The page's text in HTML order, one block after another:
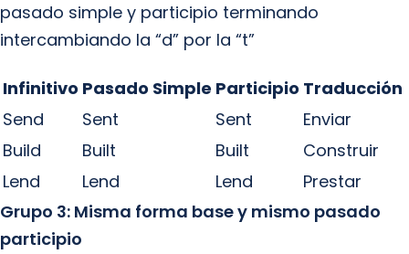
pasado simple y participio terminando
intercambiando la “d” por la “t”
Infinitivo Pasado Simple Participio Traducción
Send
Sent Sent
Enviar
Build
Built Built
Construir
Lend
Lend Lend
Prestar
Grupo 3: Misma forma base y mismo pasado
participio